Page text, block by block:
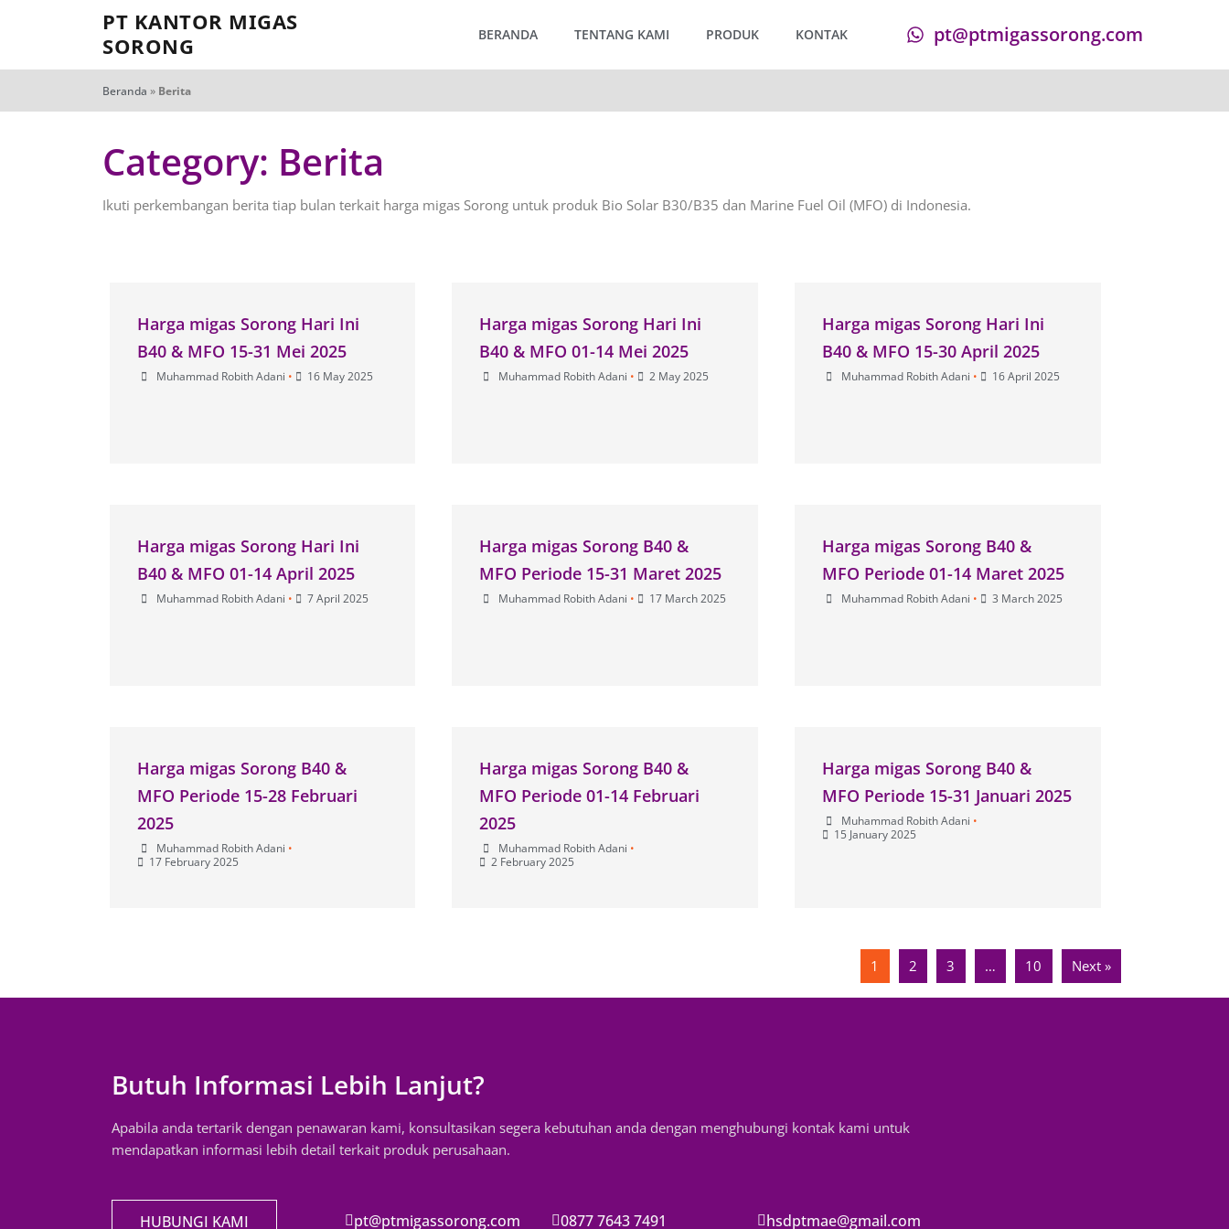
PT KANTOR MIGAS
SORONG
BERANDA TENTANG KAMI PRODUK KONTAK pt@ptmigassorong.com
Beranda » Berita
Category: Berita
Ikuti perkembangan berita tiap bulan terkait harga migas Sorong untuk produk Bio Solar B30/B35 dan Marine Fuel Oil (MFO) di Indonesia.
Harga migas Sorong Hari Ini
B40 & MFO 15-31 Mei 2025
Muhammad Robith Adani • 16 May 2025
Harga migas Sorong Hari Ini
B40 & MFO 01-14 Mei 2025
Muhammad Robith Adani • 2 May 2025
Harga migas Sorong Hari Ini
B40 & MFO 15-30 April 2025
Muhammad Robith Adani • 16 April 2025
Harga migas Sorong Hari Ini
B40 & MFO 01-14 April 2025
Muhammad Robith Adani • 7 April 2025
Harga migas Sorong B40 &
MFO Periode 15-31 Maret 2025
Muhammad Robith Adani • 17 March 2025
Harga migas Sorong B40 &
MFO Periode 01-14 Maret 2025
Muhammad Robith Adani • 3 March 2025
Harga migas Sorong B40 &
MFO Periode 15-28 Februari
2025
Muhammad Robith Adani •
17 February 2025
Harga migas Sorong B40 &
MFO Periode 01-14 Februari
2025
Muhammad Robith Adani •
2 February 2025
Harga migas Sorong B40 &
MFO Periode 15-31 Januari 2025
Muhammad Robith Adani •
15 January 2025
1 2 3 … 10 Next »
Butuh Informasi Lebih Lanjut?
Apabila anda tertarik dengan penawaran kami, konsultasikan segera kebutuhan anda dengan menghubungi kontak kami untuk
mendapatkan informasi lebih detail terkait produk perusahaan.
HUBUNGI KAMI pt@ptmigassorong.com 0877 7643 7491 hsdptmae@gmail.com